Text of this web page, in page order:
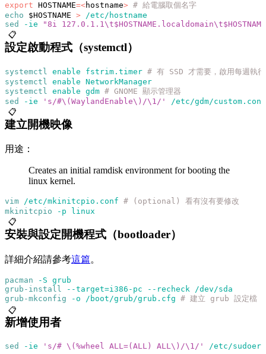
export HOSTNAME=<hostname> # 給電腦取個名字
echo $HOSTNAME > /etc/hostname
sed
-ie "8i
📋
設定啟動程式（systemctl）
systemctl enable fstrim.timer # 有 SSD 才需要，啟用每週
systemctl
enable NetworkManager
systemctl
enable gdm # GNOME 顯示管理器
sed
-ie 's/#\(WaylandEnable\)/\1/'
/etc/gdm/custom.conf
📋
建立開機映像
用途：
Creates an initial ramdisk environment for booting the
linux kernel.
vim /etc/mkinitcpio.conf # (optional) 看有沒有要修改
mkinitcpio -p linux
📋
安裝與設定開機程式（bootloader）
詳細介紹請參考這篇。
pacman -S grub
grub-install
--target=i386-pc --recheck /dev/sda
grub-mkconfig -o /boot/grub/grub.cfg # 建立 grub 設定檔
📋
新增使用者
sed -ie 's/# \(%wheel ALL=(ALL) ALL\)/\1/'
/etc/sudoers